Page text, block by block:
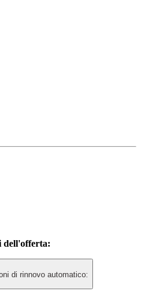
dell'offerta:
di rinnovo automatico: